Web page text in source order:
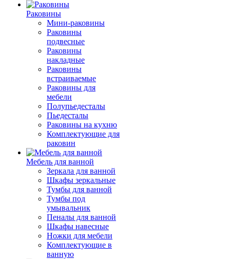
Раковины
Мини-раковины
Раковины
подвесные
Раковины
накладные
Раковины
встраиваемые
Раковины для
мебели
Полупьедесталы
Пьедесталы
Раковины на кухню
Комплектующие для
раковин
Мебель для ванной
Зеркала для ванной
Шкафы зеркальные
Тумбы для ванной
Тумбы под
умывальник
Пеналы для ванной
Шкафы навесные
Ножки для мебели
Комплектующие в
ванную